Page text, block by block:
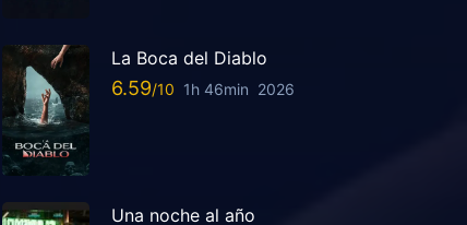
La Boca del Diablo
6.59 1h 46min 2026
Una noche al año